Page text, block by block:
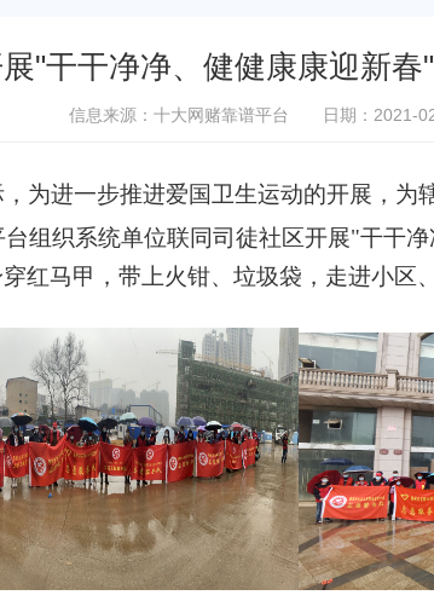
"干干净净、健健康康迎新
信息来源：十大网赌靠谱平台 日期：2021-
，为进一步推进爱国卫生运动的开展，
组织系统单位联同司徒社区开展"干干净
红马甲，带上火钳、垃圾袋，走进小区